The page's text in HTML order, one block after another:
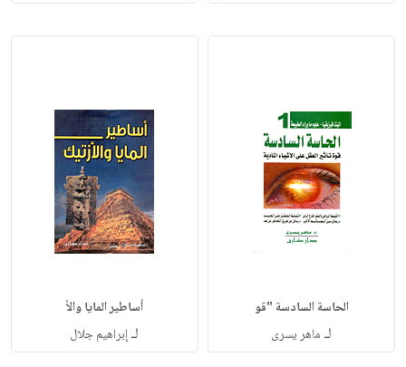
الحاسة السادسة "قو
لـ ماهر يسرى
أساطير المايا والأ
لـإبراهيم جلال